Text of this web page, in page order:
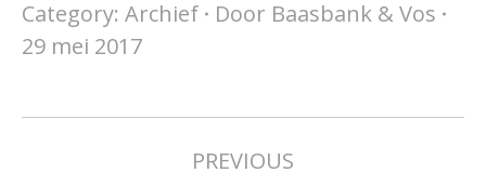
Category: Archief Door Baasbank & Vos
29 mei 2017
PREVIOUS